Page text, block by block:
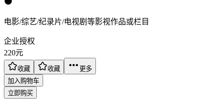
电影/综艺/纪录片/电视剧等影视作品或栏目
企业授权
220元
收藏 收藏
更多
加入购物车
立即购买